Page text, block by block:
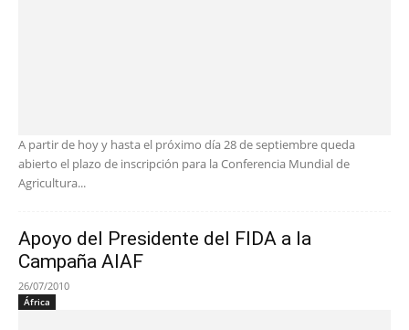
A partir de hoy y hasta el próximo día 28 de septiembre queda
abierto el plazo de inscripción para la Conferencia Mundial de
Agricultura...
Apoyo del Presidente del FIDA a la
Campaña AIAF
26/07/2010
África